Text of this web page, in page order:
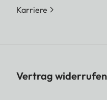
Karriere
Vertrag widerrufen